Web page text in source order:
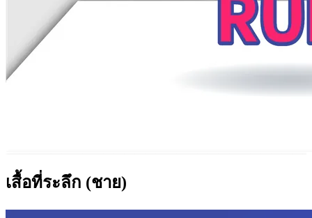
เสื้อที่ระลึก (ชาย)